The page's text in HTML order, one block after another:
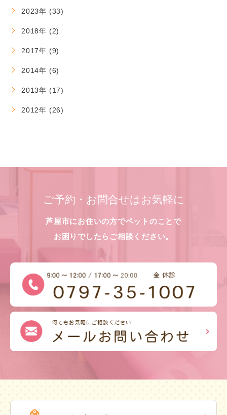
2023年 (33)
2018年 (2)
2017年 (9)
2014年 (6)
2013年 (17)
2012年 (26)
ご予約・お問合せはお気軽に
芦屋市にお住いの方でペットのことで
お困りでしたらご相談ください。